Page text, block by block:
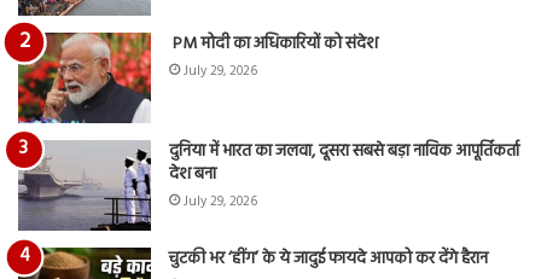
PM मोदी का अधिकारियों को संदेश
July 29, 2026
दुनिया में भारत का जलवा, दूसरा सबसे बड़ा नाविक आपूर्तिकर्ता
देश बना
July 29, 2026
चुटकी भर ‘हींग’ के ये जादुई फायदे आपको कर देंगे हैरान